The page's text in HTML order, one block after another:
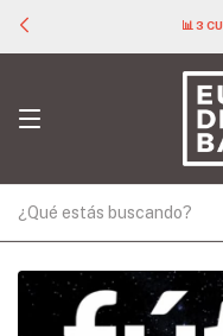
📊 3